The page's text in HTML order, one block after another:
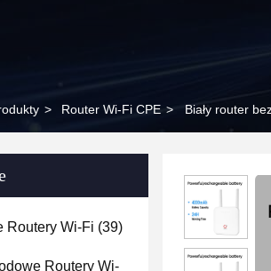
> Router Wi-Fi CPE > Biały router
Routery Wi-Fi (39)
Routery Wi-